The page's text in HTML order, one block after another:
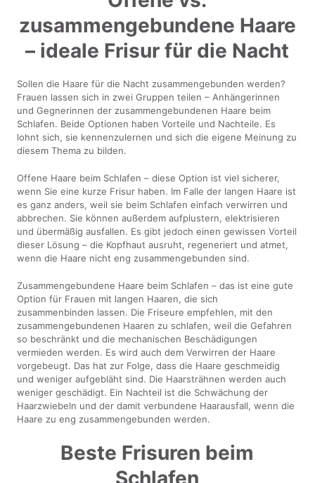
zusammengebundene Haare
– ideale Frisur für die Nacht
Sollen die Haare für die Nacht zusammengebunden werden?
Frauen lassen sich in zwei Gruppen teilen – Anhängerinnen
und Gegnerinnen der zusammengebundenen Haare beim
Schlafen. Beide Optionen haben Vorteile und Nachteile. Es
lohnt sich, sie kennenzulernen und sich die eigene Meinung zu
diesem Thema zu bilden.
Offene Haare beim Schlafen – diese Option ist viel sicherer,
wenn Sie eine kurze Frisur haben. Im Falle der langen Haare ist
es ganz anders, weil sie beim Schlafen einfach verwirren und
abbrechen. Sie können außerdem aufplustern, elektrisieren
und übermäßig ausfallen. Es gibt jedoch einen gewissen Vorteil
dieser Lösung – die Kopfhaut ausruht, regeneriert und atmet,
wenn die Haare nicht eng zusammengebunden sind.
Zusammengebundene Haare beim Schlafen – das ist eine gute
Option für Frauen mit langen Haaren, die sich
zusammenbinden lassen. Die Friseure empfehlen, mit den
zusammengebundenen Haaren zu schlafen, weil die Gefahren
so beschränkt und die mechanischen Beschädigungen
vermieden werden. Es wird auch dem Verwirren der Haare
vorgebeugt. Das hat zur Folge, dass die Haare geschmeidig
und weniger aufgebläht sind. Die Haarsträhnen werden auch
weniger geschädigt. Ein Nachteil ist die Schwächung der
Haarzwiebeln und der damit verbundene Haarausfall, wenn die
Haare zu eng zusammengebunden werden.
Beste Frisuren beim
Schlafen